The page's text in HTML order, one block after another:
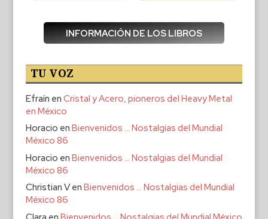
INFORMACIÓN DE LOS LIBROS
TU VOZ
Efraín en Cristal y Acero, pioneros del Heavy Metal
en México
Horacio en Bienvenidos … Nostalgias del Mundial
México 86
Horacio en Bienvenidos … Nostalgias del Mundial
México 86
Christian Ven Bienvenidos … Nostalgias del Mundial
México 86